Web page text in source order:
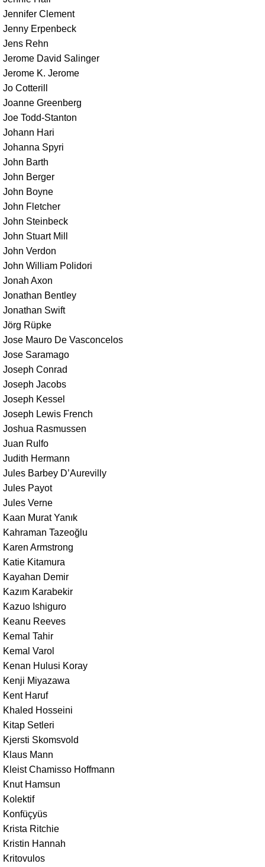
Jennifer Clement
Jenny Erpenbeck
Jens Rehn
Jerome David Salinger
Jerome K. Jerome
Jo Cotterill
Joanne Greenberg
Joe Todd-Stanton
Johann Hari
Johanna Spyri
John Barth
John Berger
John Boyne
John Fletcher
John Steinbeck
John Stuart Mill
John Verdon
John William Polidori
Jonah Axon
Jonathan Bentley
Jonathan Swift
Jörg Rüpke
Jose Mauro De Vasconcelos
Jose Saramago
Joseph Conrad
Joseph Jacobs
Joseph Kessel
Joseph Lewis French
Joshua Rasmussen
Juan Rulfo
Judith Hermann
Jules Barbey D’Aurevilly
Jules Payot
Jules Verne
Kaan Murat Yanık
Kahraman Tazeoğlu
Karen Armstrong
Katie Kitamura
Kayahan Demir
Kazım Karabekir
Kazuo Ishiguro
Keanu Reeves
Kemal Tahir
Kemal Varol
Kenan Hulusi Koray
Kenji Miyazawa
Kent Haruf
Khaled Hosseini
Kitap Setleri
Kjersti Skomsvold
Klaus Mann
Kleist Chamisso Hoffmann
Knut Hamsun
Kolektif
Konfüçyüs
Krista Ritchie
Kristin Hannah
Kritovulos